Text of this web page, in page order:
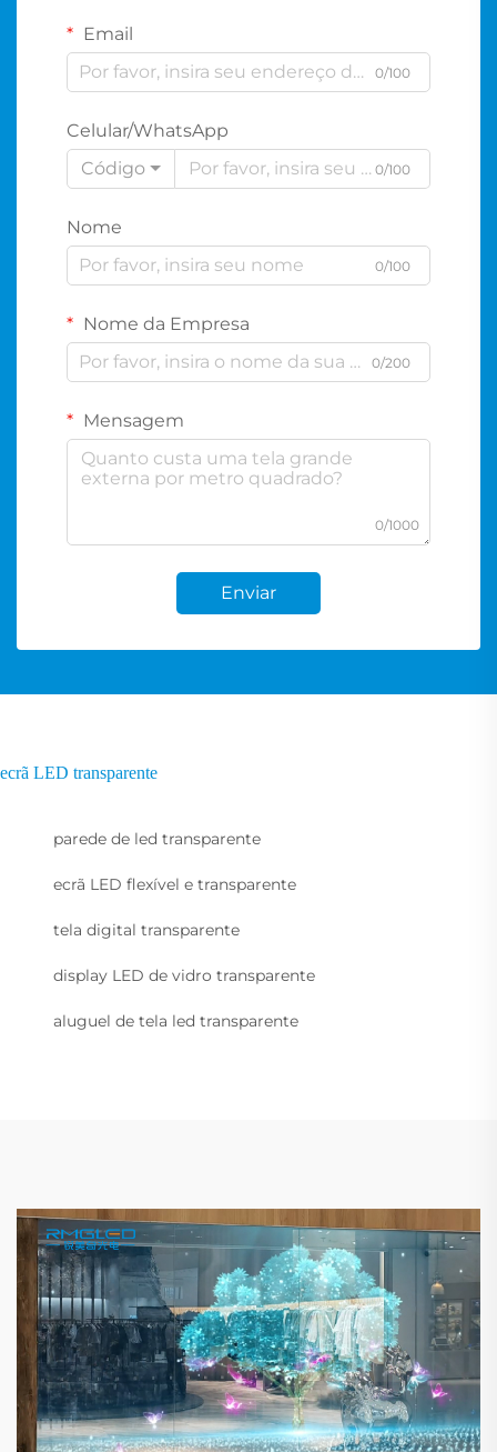
Email
0/100
Celular/WhatsApp
Código
0/100
Nome
0/100
Nome da Empresa
0/200
Mensagem
0/1000
Enviar
ecrã LED transparente
parede de led transparente
ecrã LED flexível e transparente
tela digital transparente
display LED de vidro transparente
aluguel de tela led transparente